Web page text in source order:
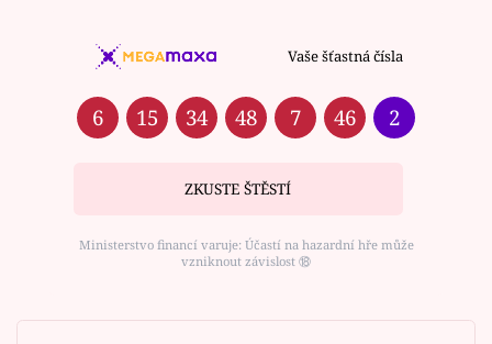
Vaše šťastná čísla
6 15 34 48 7 46 2
ZKUSTE ŠTĚSTÍ
Ministerstvo financí varuje: Účastí na hazardní hře může
vzniknout závislost ⑱